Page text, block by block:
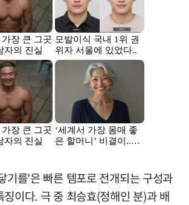
기를'은 빠른 템포로 전개되는 구성과
징이다. 극 중 최승효(정해인 분)과 배